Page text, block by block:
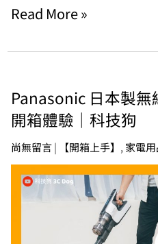
Read More »
Panasonic 日本製無
開箱體驗｜科技狗
尚無留言| 【開箱上手】 ,家電